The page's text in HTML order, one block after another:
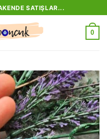
SATIŞLAR...
0